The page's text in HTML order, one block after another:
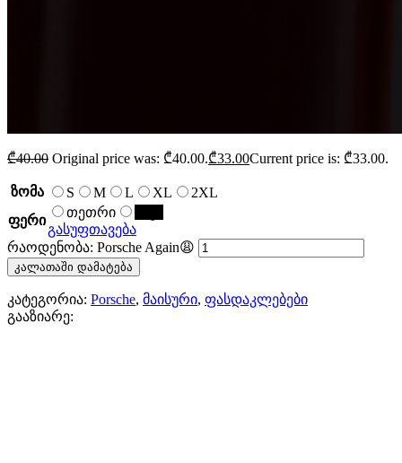
₾40.00 Original price was: ₾40.00.₾33.00Current price is: ₾33.00.
ზომა S M L XL
2XL
ფერი
თეთრი
გასუფთავება
რაოდენობა: Porsche Again😩
კალათაში დამატება
კატეგორია: Porsche, მაისური, ფასდაკლებები
გააზიარე: